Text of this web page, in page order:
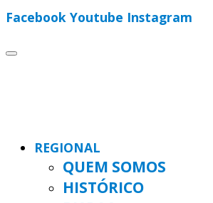
Facebook Youtube Instagram
REGIONAL
QUEM SOMOS
HISTÓRICO